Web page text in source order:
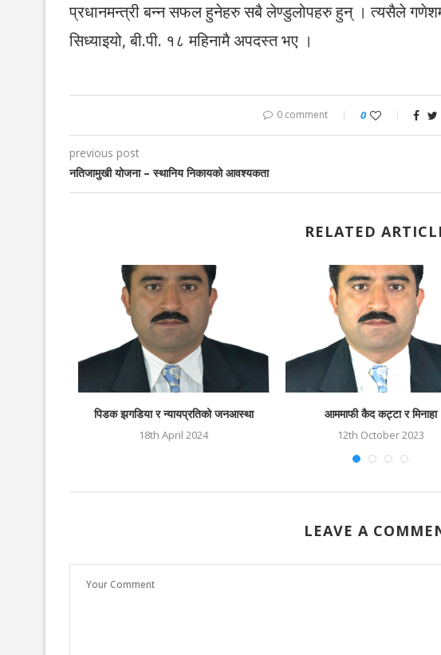
प्रधानमन्त्री बन्न सफल हुनेहरु सबै लेण्डुलोपहरु हुन् । त्यसैले
सिध्याइयो, बी.पी. १८ महिनामै अपदस्त भए ।
0 comment 0
previous post
नतिजामुखी योजना – स्थानिय निकायको आवश्यकता
RELATED
पिडक झगडिया र न्यायप्रतिको जनआस्था
18th April 2024
आममाफी कैद कट्टा र मिनाहा
12th October 2023
LEAVE A